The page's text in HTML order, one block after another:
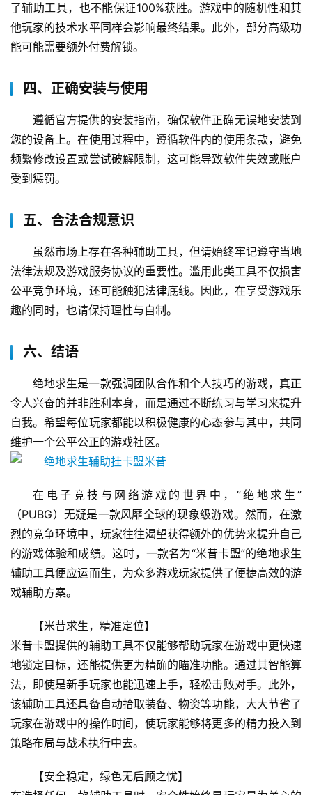
了辅助工具，也不能保证100%获胜。游戏中的随机性和其
他玩家的技术水平同样会影响最终结果。此外，部分高级功
能可能需要额外付费解锁。
四、正确安装与使用
遵循官方提供的安装指南，确保软件正确无误地安装到
您的设备上。在使用过程中，遵循软件内的使用条款，避免
频繁修改设置或尝试破解限制，这可能导致软件失效或账户
受到惩罚。
五、合法合规意识
虽然市场上存在各种辅助工具，但请始终牢记遵守当地
法律法规及游戏服务协议的重要性。滥用此类工具不仅损害
公平竞争环境，还可能触犯法律底线。因此，在享受游戏乐
趣的同时，也请保持理性与自制。
六、结语
绝地求生是一款强调团队合作和个人技巧的游戏，真正
令人兴奋的并非胜利本身，而是通过不断练习与学习来提升
自我。希望每位玩家都能以积极健康的心态参与其中，共同
维护一个公平公正的游戏社区。
在电子竞技与网络游戏的世界中，”绝地求生”
（PUBG）无疑是一款风靡全球的现象级游戏。然而，在激
烈的竞争环境中，玩家往往渴望获得额外的优势来提升自己
的游戏体验和成绩。这时，一款名为“米昔卡盟”的绝地求生
辅助工具便应运而生，为众多游戏玩家提供了便捷高效的游
戏辅助方案。
【米昔求生，精准定位】
米昔卡盟提供的辅助工具不仅能够帮助玩家在游戏中更快速
地锁定目标，还能提供更为精确的瞄准功能。通过其智能算
法，即使是新手玩家也能迅速上手，轻松击败对手。此外，
该辅助工具还具备自动拾取装备、物资等功能，大大节省了
玩家在游戏中的操作时间，使玩家能够将更多的精力投入到
策略布局与战术执行中去。
【安全稳定，绿色无后顾之忧】